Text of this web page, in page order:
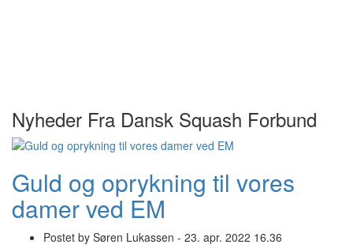
Nyheder Fra Dansk Squash Forbund
Guld og oprykning til vores
damer ved EM
Postet by Søren Lukassen - 23. apr. 2022 16.36